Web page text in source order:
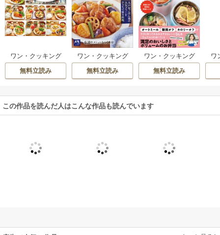
ワン・クッキング
ムック つくあやの
一汁三菜時短献立
無料立読み
ワン・クッキング
ムック 大戸屋 にっ
ぽんの定食屋さん
無料立読み
ワン・クッキング
ムック たっきーマ
マのラクやせ！ ス
無料立読み
ワ
この作品を読んだ人はこんな作品も読んでいます